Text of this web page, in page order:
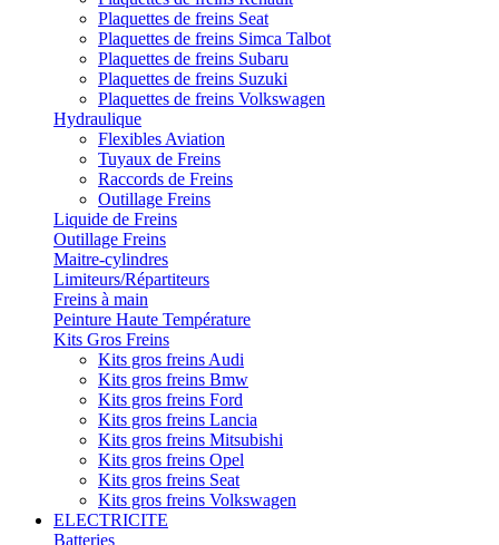
Plaquettes de freins Seat
Plaquettes de freins Simca Talbot
Plaquettes de freins Subaru
Plaquettes de freins Suzuki
Plaquettes de freins Volkswagen
Hydraulique
Flexibles Aviation
Tuyaux de Freins
Raccords de Freins
Outillage Freins
Liquide de Freins
Outillage Freins
Maitre-cylindres
Limiteurs/Répartiteurs
Freins à main
Peinture Haute Température
Kits Gros Freins
Kits gros freins Audi
Kits gros freins Bmw
Kits gros freins Ford
Kits gros freins Lancia
Kits gros freins Mitsubishi
Kits gros freins Opel
Kits gros freins Seat
Kits gros freins Volkswagen
ELECTRICITE
Batteries